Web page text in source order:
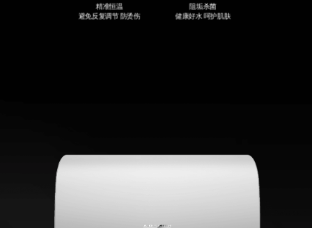
精准恒温
避免反复调节 防烫伤
阻垢杀菌
健康好水 呵护肌肤